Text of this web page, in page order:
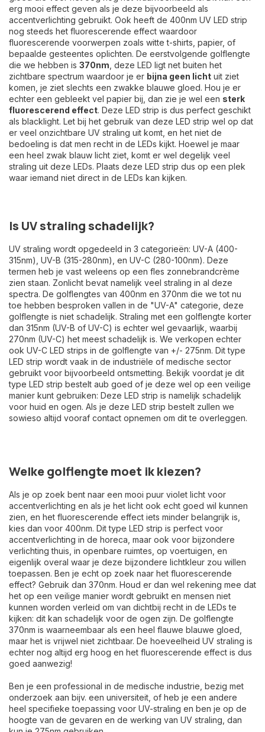
erg mooi effect geven als je deze bijvoorbeeld als
accentverlichting gebruikt. Ook heeft de 400nm UV LED strip
nog steeds het fluorescerende effect waardoor
fluorescerende voorwerpen zoals witte t-shirts, papier, of
bepaalde gesteentes oplichten. De eerstvolgende golflengte
die we hebben is 370nm , deze LED ligt net buiten het
zichtbare spectrum waardoor je er bijna geen licht uit ziet
komen, je ziet slechts een zwakke blauwe gloed. Hou je er
echter een gebleekt vel papier bij, dan zie je wel een sterk
fluorescerend effect. Deze LED strip is dus perfect geschikt
als blacklight. Let bij het gebruik van deze LED strip wel op dat
er veel onzichtbare UV straling uit komt, en het niet de
bedoeling is dat men recht in de LEDs kijkt. Hoewel je maar
een heel zwak blauw licht ziet, komt er wel degelijk veel
straling uit deze LEDs. Plaats deze LED strip dus op een plek
waar iemand niet direct in de LEDs kan kijken.
Is UV straling schadelijk?
UV straling wordt opgedeeld in 3 categorieën: UV-A (400-
315nm), UV-B (315-280nm), en UV-C (280-100nm). Deze
termen heb je vast weleens op een fles zonnebrandcrème
zien staan. Zonlicht bevat namelijk veel straling in al deze
spectra. De golflengtes van 400nm en 370nm die we tot nu
toe hebben besproken vallen in de "UV-A" categorie, deze
golflengte is niet schadelijk. Straling met een golflengte korter
dan 315nm (UV-B of UV-C) is echter wel gevaarlijk, waarbij
270nm (UV-C) het meest schadelijk is. We verkopen echter
ook UV-C LED strips in de golflengte van +/- 275nm. Dit type
LED strip wordt vaak in de industriële of medische sector
gebruikt voor bijvoorbeeld ontsmetting. Bekijk voordat je dit
type LED strip bestelt aub goed of je deze wel op een veilige
manier kunt gebruiken: Deze LED strip is namelijk schadelijk
voor huid en ogen. Als je deze LED strip bestelt zullen we
sowieso altijd vooraf contact opnemen om dit te overleggen.
Welke golflengte moet ik kiezen?
Als je op zoek bent naar een mooi puur violet licht voor
accentverlichting en als je het licht ook echt goed wil kunnen
zien, en het fluorescerende effect iets minder belangrijk is,
kies dan voor 400nm. Dit type LED strip is perfect voor
accentverlichting in de horeca, maar ook voor bijzondere
verlichting thuis, in openbare ruimtes, op voertuigen, en
eigenlijk overal waar je deze bijzondere lichtkleur zou willen
toepassen. Ben je echt op zoek naar het fluorescerende
effect? Gebruik dan 370nm. Houd er dan wel rekening mee dat
het op een veilige manier wordt gebruikt en mensen niet
kunnen worden verleid om van dichtbij recht in de LEDs te
kijken: dit kan schadelijk voor de ogen zijn. De golflengte
370nm is waarneembaar als een heel flauwe blauwe gloed,
maar het is vrijwel niet zichtbaar. De hoeveelheid UV straling is
echter nog altijd erg hoog en het fluorescerende effect is dus
goed aanwezig!
Ben je een professional in de medische industrie, bezig met
onderzoek aan bijv. een universiteit, of heb je een andere
heel specifieke toepassing voor UV-straling en ben je op de
hoogte van de gevaren en de werking van UV straling, dan